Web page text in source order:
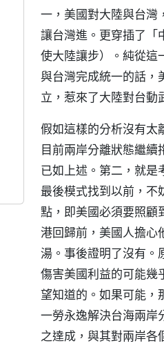
一，美國對大陸與台灣
讓台灣進。更穿插了「
使大陸讓步）。純從這
與台灣完成統一的話，
立，惹來了大陸對台動
假如這樣的分析沒有太
目前兩岸分離狀態繼續
已如上述。第二，就是
最後模式找到以前，
點，即美國必須要照顧
港回歸前，美國人擔心
湯。事後證明了沒有。
傷害美國利益的可能幾
望知道的。如果可能，
一勞永逸解決台海兩岸
之達成，與其對兩岸各